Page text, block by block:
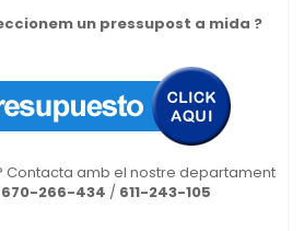
un pressupost a mida ?
Contacta amb el nostre departament
670-266-434 / 611-243-105